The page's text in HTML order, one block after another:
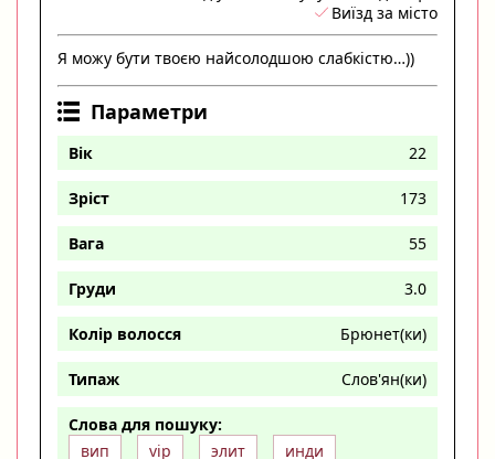
Виїзд за місто
Я можу бути твоєю найсолодшою слабкістю…))
Параметри
Вік 22
Зріст 173
Вага 55
Груди 3.0
Колір волосся Брюнет(ки)
Типаж Слов'ян(ки)
Слова для пошуку:
вип
vip элит
инди